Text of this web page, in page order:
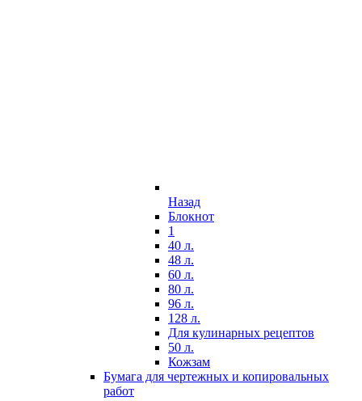
Назад
Блокнот
1
40 л.
48 л.
60 л.
80 л.
96 л.
128 л.
Для кулинарных рецептов
50 л.
Кожзам
Бумага для чертежных и копировальных
работ